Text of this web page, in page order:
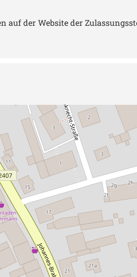
der Website der